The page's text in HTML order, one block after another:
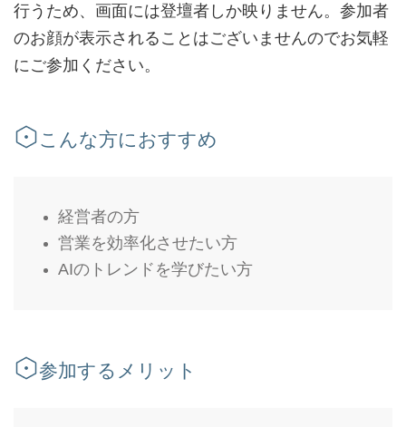
行うため、画面には登壇者しか映りません。参加者
のお顔が表示されることはございませんのでお気軽
にご参加ください。
こんな方におすすめ
経営者の方
営業を効率化させたい方
AIのトレンドを学びたい方
参加するメリット